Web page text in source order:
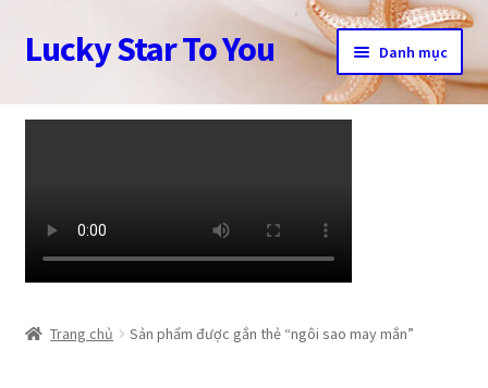
Đi
đến
hướng
Chuyển
đến
dung
Lucky Star To You Danh mục
Trang chủ
Cửa hàng
Tài khoản
Trang chủ Sản phẩm được gắn thẻ “ngôi sao may mắn”